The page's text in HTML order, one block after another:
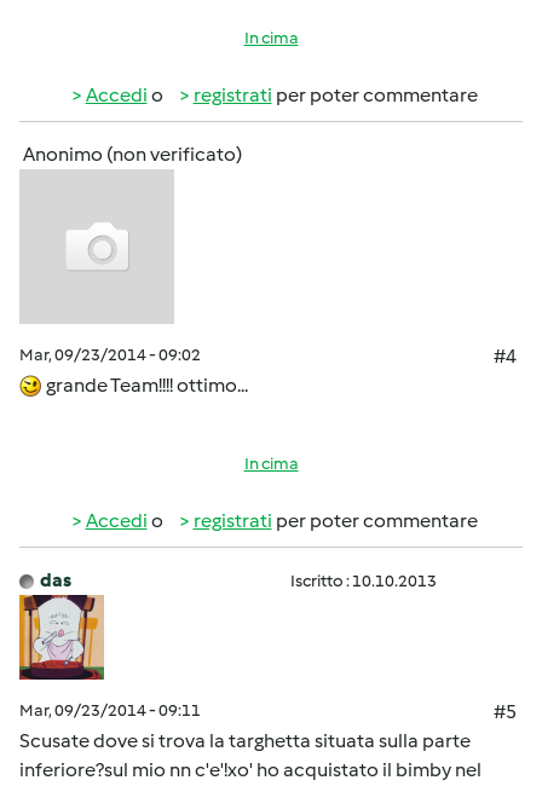
In cima
Accedi o registrati per poter commentare
Anonimo (non verificato)
Mar, 09/23/2014 - 09:02
#4
grande Team!!!! ottimo...
In cima
Accedi o registrati per poter commentare
das Iscritto : 10.10.2013
Mar, 09/23/2014 - 09:11
#5
Scusate dove si trova la targhetta situata sulla parte
inferiore?sul mio nn c'e'!xo' ho acquistato il bimby nel